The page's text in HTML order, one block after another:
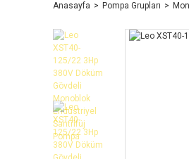
Anasayfa Pompa Grupları